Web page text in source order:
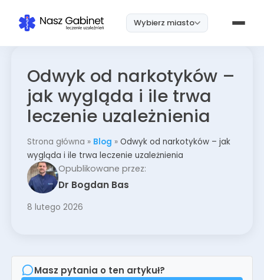
Wybierz miasto
8 lutego 2026
Odwyk od narkotyków –
jak wygląda i ile trwa
leczenie uzależnienia
Strona główna » Blog » Odwyk od narkotyków – jak
wygląda i ile trwa leczenie uzależnienia
Opublikowane przez:
Dr Bogdan Bas
Masz pytania o ten artykuł?